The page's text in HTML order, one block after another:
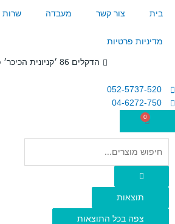
לתוכן
בית צור קשר מעבדה שרות
מדיניות פרטיות
הדקלים 86 ׳קניונית הכיכר׳ פרדס חנה
052-5737-520
04-6272-750
0
עגלת
תוצאות
צפה בכל התוצאות